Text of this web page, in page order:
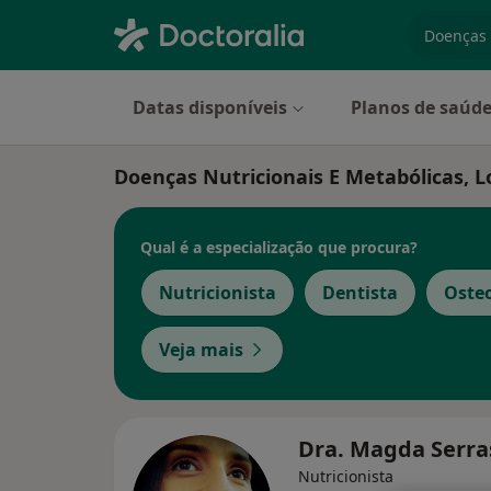
Datas disponíveis Planos de saúde
Doenças Nutricionais E Metabólicas,
Qual é a especialização que procura?
Nutricionista Dentista
Veja mais
Dra. Magda
Nutricionista